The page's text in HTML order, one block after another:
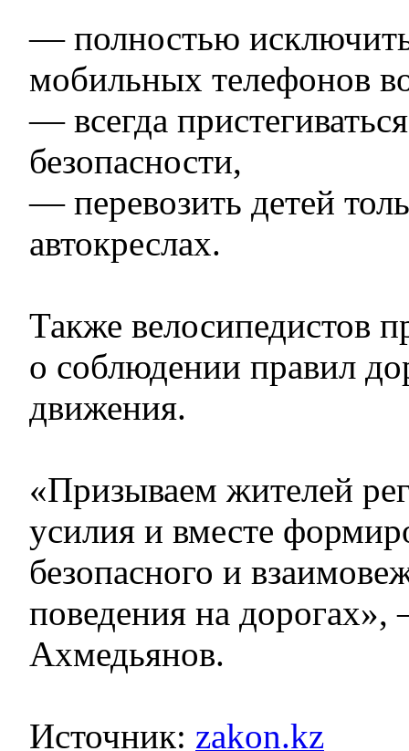
— полностью
мобильных телефонов
— всегда
безопасности,
— перевозить детей
автокреслах.
Также велосипедистов
о соблюдении правил
движения.
«Призываем жителей
усилия и вместе
безопасного и
поведения на
Ахмедьянов.
Источник: zakon.kz